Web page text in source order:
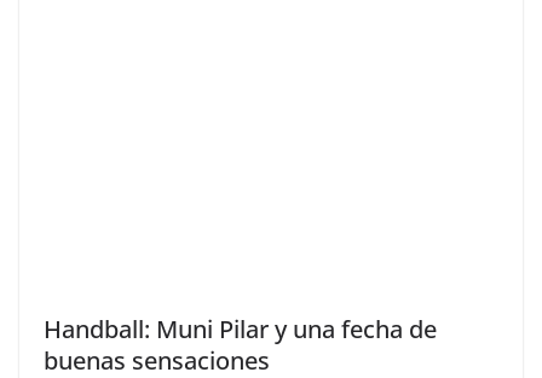
Handball: Muni Pilar y una fecha de
buenas sensaciones